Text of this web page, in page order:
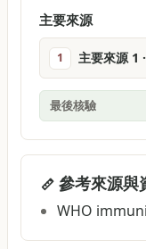
主要來源
1 主要來源
最後核驗
參考來源與
WHO